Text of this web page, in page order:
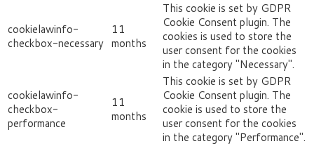
cookielawinfo-
checkbox-necessary
11
months
This cookie is set by GDPR
Cookie Consent plugin. The
cookies is used to store the
user consent for the cookies
in the category "Necessary".
cookielawinfo-
checkbox-
performance
11
months
This cookie is set by GDPR
Cookie Consent plugin. The
cookie is used to store the
user consent for the cookies
in the category "Performance".